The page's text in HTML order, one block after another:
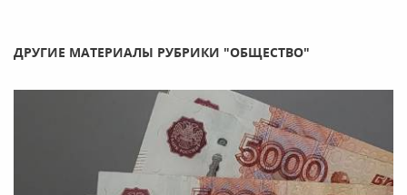
ДРУГИЕ МАТЕРИАЛЫ РУБРИКИ "ОБЩЕСТВО"